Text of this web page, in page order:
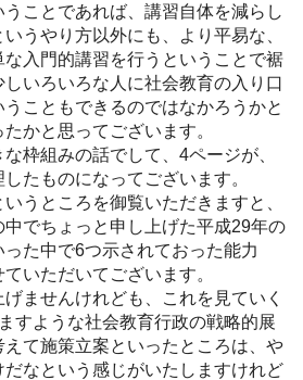
ことであれば、講習自体を減らし
うやり方以外にも、より平易な、
入門的講習を行うということで裾
いろいろな人に社会教育の入り口
こともできるのではなかろうかと
かと思ってございます。
枠組みの話でして、4ページが、
たものになってございます。
うところを御覧いただきますと、
でちょっと申し上げた平成29年の
た中で6つ示されておった能力
いただいてございます。
ませんけれども、これを見ていく
すような社会教育行政の戦略的展
えて施策立案といったところは、や
なという感じがいたしますけれど